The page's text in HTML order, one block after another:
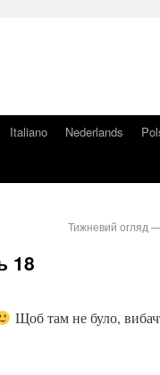
Italiano Nederlands
Тижневий огляд
18
Щоб там не було,